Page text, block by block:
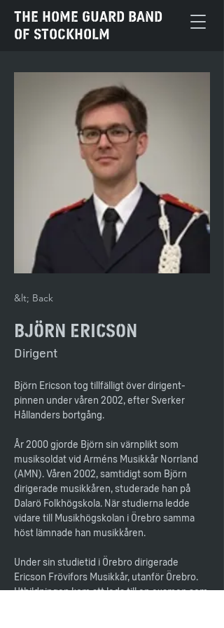
The Home Guard Band
of Stockholm
&lt; Back
Björn Ericson
Dirigent
Björn Ericson tog tillfälligt över dirigent-
pinnen under våren 2002, efter Sverker
Hållanders bortgång.
År 2000 gjorde Björn sin värnplikt som
musiksoldat vid Arméns Musikkår Norrland
(AMN). Våren 2002, samtidigt som Björn
dirigerade musikkåren, studerade han på
Dalarö Folkhögskola. När studierna ledde
vidare till Musikhögskolan i Örebro samma
höst lämnade han musikkåren.
Under sin studietid i Örebro dirigerade
Ericson Frövifors Musikkår, utanför Örebro.
Utbildningen kom att leda till en examen som